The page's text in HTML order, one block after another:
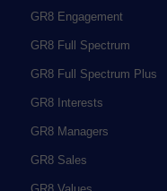
GR8 Engagement
GR8 Full Spectrum
GR8 Full Spectrum Plus
GR8 Interests
GR8 Managers
GR8 Sales